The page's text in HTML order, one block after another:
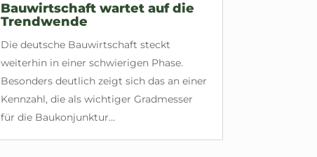
Bauwirtschaft wartet auf die
Trendwende
Die deutsche Bauwirtschaft steckt
weiterhin in einer schwierigen Phase.
Besonders deutlich zeigt sich das an einer
Kennzahl, die als wichtiger Gradmesser
für die Baukonjunktur...